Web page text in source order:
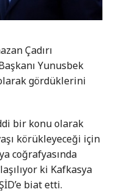
Çadırı
Yunusbek
gördüklerini
bir konu olarak
körükleyeceği için
coğrafyasında
ki Kafkasya
biat etti.